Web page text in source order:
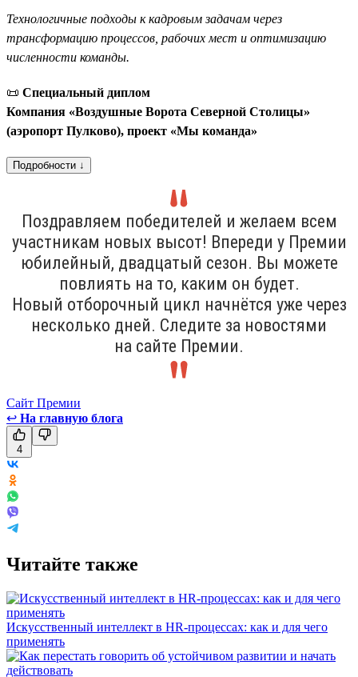
Технологичные подходы к кадровым задачам через
трансформацию процессов, рабочих мест и оптимизацию
численности команды.
📜 Специальный диплом
Компания «Воздушные Ворота Северной Столицы»
(аэропорт Пулково), проект «Мы команда»
Подробности ↓
Поздравляем победителей и желаем всем
участникам новых высот! Впереди у Премии
юбилейный, двадцатый сезон. Вы можете
повлиять на то, каким он будет.
Новый отборочный цикл начнётся уже через
несколько дней. Следите за новостями
на сайте Премии.
Сайт Премии
↩ На главную блога
4
Читайте также
Искусственный интеллект в HR-процессах: как и для чего
применять